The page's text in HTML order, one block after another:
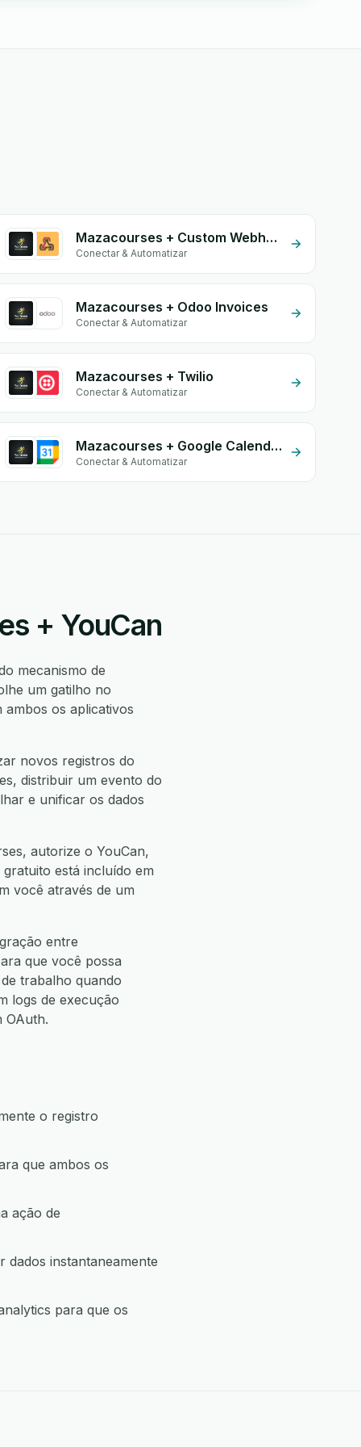
Mazacourses + Custom Webhook
Conectar & Automatizar
Mazacourses + Odoo Invoices
Conectar & Automatizar
Mazacourses + Twilio
Conectar & Automatizar
Mazacourses + Google Calendar
Conectar & Automatizar
+ YouCan
mecanismo de
um gatilho no
os aplicativos
novos registros do
distribuir um evento do
e unificar os dados
autorize o YouCan,
está incluído em
você através de um
entre
que você possa
trabalho quando
logs de execução
OAuth.
o registro
que ambos os
ação de
instantaneamente
para que os